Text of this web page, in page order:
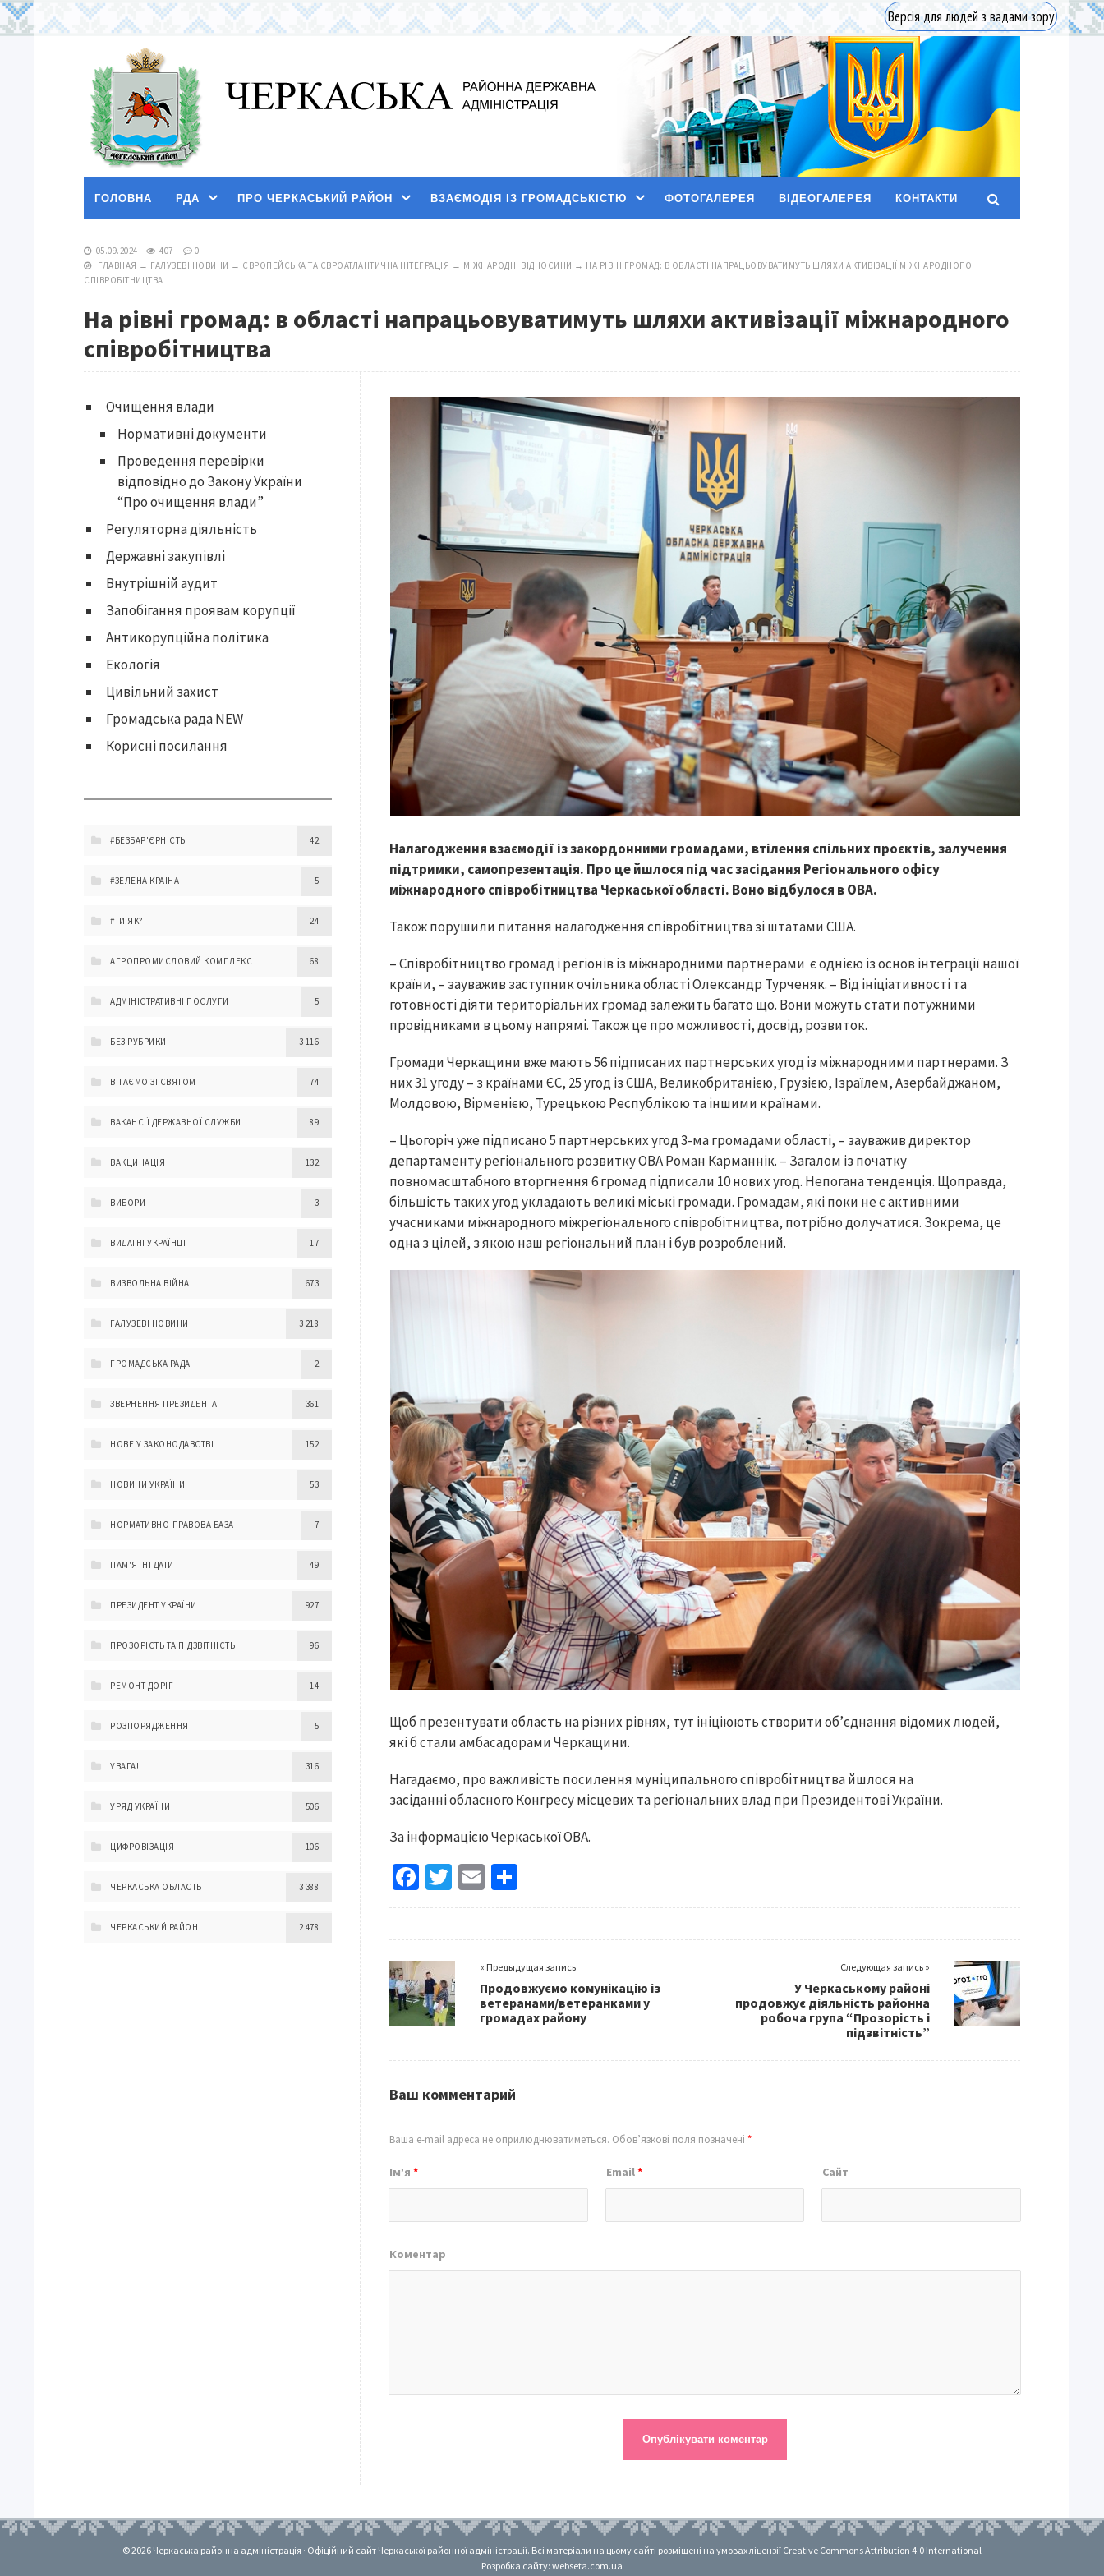
Версія для людей з вадами зору
ГОЛОВНА РДА ПРО ЧЕРКАСЬКИЙ РАЙОН ВЗАЄМОДІЯ ІЗ ГРОМАДСЬКІСТЮ ФОТОГАЛЕРЕЯ ВІДЕОГАЛЕРЕЯ КОНТАКТИ
05.09.2024 407
0
ГЛАВНАЯ → ГАЛУЗЕВІ НОВИНИ → ЄВРОПЕЙСЬКА ТА ЄВРОАТЛАНТИЧНА ІНТЕГРАЦІЯ → МІЖНАРОДНІ ВІДНОСИНИ → НА РІВНІ ГРОМАД: В ОБЛАСТІ НАПРАЦЬОВУВАТИМУТЬ ШЛЯХИ АКТИВІЗАЦІЇ МІЖНАРОДНОГО
СПІВРОБІТНИЦТВА
На рівні громад: в області напрацьовуватимуть шляхи активізації міжнародного
співробітництва
Налагодження взаємодії із закордонними громадами, втілення спільних проєктів, залучення
підтримки, самопрезентація. Про це йшлося під час засідання Регіонального офісу
міжнародного співробітництва Черкаської області. Воно відбулося в ОВА.
Також порушили питання налагодження співробітництва зі штатами США.
– Співробітництво громад і регіонів із міжнародними партнерами є однією із основ інтеграції нашої
країни, – зауважив заступник очільника області Олександр Турченяк. – Від ініціативності та
готовності діяти територіальних громад залежить багато що. Вони можуть стати потужними
провідниками в цьому напрямі. Також це про можливості, досвід, розвиток.
Громади Черкащини вже мають 56 підписаних партнерських угод із міжнародними партнерами. З
них 31 угоду – з країнами ЄС, 25 угод із США, Великобританією, Грузією, Ізраїлем, Азербайджаном,
Молдовою, Вірменією, Турецькою Республікою та іншими країнами.
– Цьогоріч уже підписано 5 партнерських угод 3-ма громадами області, – зауважив директор
департаменту регіонального розвитку ОВА Роман Карманнік. – Загалом із початку
повномасштабного вторгнення 6 громад підписали 10 нових угод. Непогана тенденція. Щоправда,
більшість таких угод укладають великі міські громади. Громадам, які поки не є активними
учасниками міжнародного міжрегіонального співробітництва, потрібно долучатися. Зокрема, це
одна з цілей, з якою наш регіональний план і був розроблений.
Щоб презентувати область на різних рівнях, тут ініціюють створити об’єднання відомих людей,
які б стали амбасадорами Черкащини.
Нагадаємо, про важливість посилення муніципального співробітництва йшлося на
засіданніобласного Конгресу місцевих та регіональних влад при Президентові України.
За інформацією Черкаської ОВА.
Fa
ce
o
o
k
T
wi
er
E
m
l
h
« Предыдущая запись
Продовжуємо комунікацію із
ветеранами/ветеранками у
громадах району
Следующая запись »
У Черкаському районі
продовжує діяльність районна
робоча група “Прозорість і
підзвітність”
Ваш комментарий
Ваша e-mail адреса не оприлюднюватиметься. Обов’язкові поля позначені*
Ім’я* Email* Сайт
Коментар
Очищення влади
Нормативні документи
Проведення перевірки
відповідно до Закону України
“Про очищення влади”
Регуляторна діяльність
Державні закупівлі
Внутрішній аудит
Запобігання проявам корупції
Антикорупційна політика
Екологія
Цивільний захист
Громадська рада NEW
Корисні посилання
#БЕЗБАР'ЄРНІСТЬ 42
#ЗЕЛЕНА КРАЇНА 5
#ТИ ЯК? 24
АГРОПРОМИСЛОВИЙ КОМПЛЕКС 68
АДМІНІСТРАТИВНІ ПОСЛУГИ 5
БЕЗ РУБРИКИ 3 116
ВІТАЄМО ЗІ СВЯТОМ 74
ВАКАНСІЇ ДЕРЖАВНОЇ СЛУЖБИ 89
ВАКЦИНАЦІЯ 132
ВИБОРИ 3
ВИДАТНІ УКРАЇНЦІ 17
ВИЗВОЛЬНА ВІЙНА 673
ГАЛУЗЕВІ НОВИНИ 3 218
ГРОМАДСЬКА РАДА 2
ЗВЕРНЕННЯ ПРЕЗИДЕНТА 361
НОВЕ У ЗАКОНОДАВСТВІ 152
НОВИНИ УКРАЇНИ 53
НОРМАТИВНО-ПРАВОВА БАЗА 7
ПАМ'ЯТНІ ДАТИ 49
ПРЕЗИДЕНТ УКРАЇНИ 927
ПРОЗОРІСТЬ ТА ПІДЗВІТНІСТЬ 96
РЕМОНТ ДОРІГ 14
РОЗПОРЯДЖЕННЯ 5
УВАГА! 316
УРЯД УКРАЇНИ 506
ЦИФРОВІЗАЦІЯ 106
ЧЕРКАСЬКА ОБЛАСТЬ 3 388
ЧЕРКАСЬКИЙ РАЙОН 2 478
© 2026 Черкаська районна адміністрація · Офіційний сайт Черкаської районної адміністрації. Всі матеріали на цьому сайті розміщені на умовах ліцензії Creative Commons Attribution 4.0 International
Розробка сайту: webseta.com.ua